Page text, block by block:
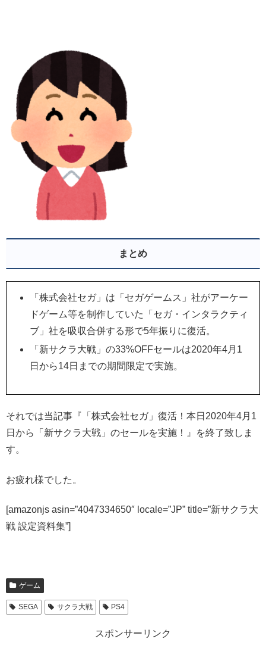
まとめ
「株式会社セガ」は「セガゲームス」社がアーケー
ドゲーム等を制作していた「セガ・インタラクティ
ブ」社を吸収合併する形で5年振りに復活。
「新サクラ大戦」の33%OFFセールは2020年4月1
日から14日までの期間限定で実施。
それでは当記事『「株式会社セガ」復活！本日2020年4月1
日から「新サクラ大戦」のセールを実施！』を終了致しま
す。
お疲れ様でした。
[amazonjs asin=”4047334650″ locale=”JP” title=”新サクラ大
戦 設定資料集”]
ゲーム
SEGA サクラ大戦 PS4
スポンサーリンク